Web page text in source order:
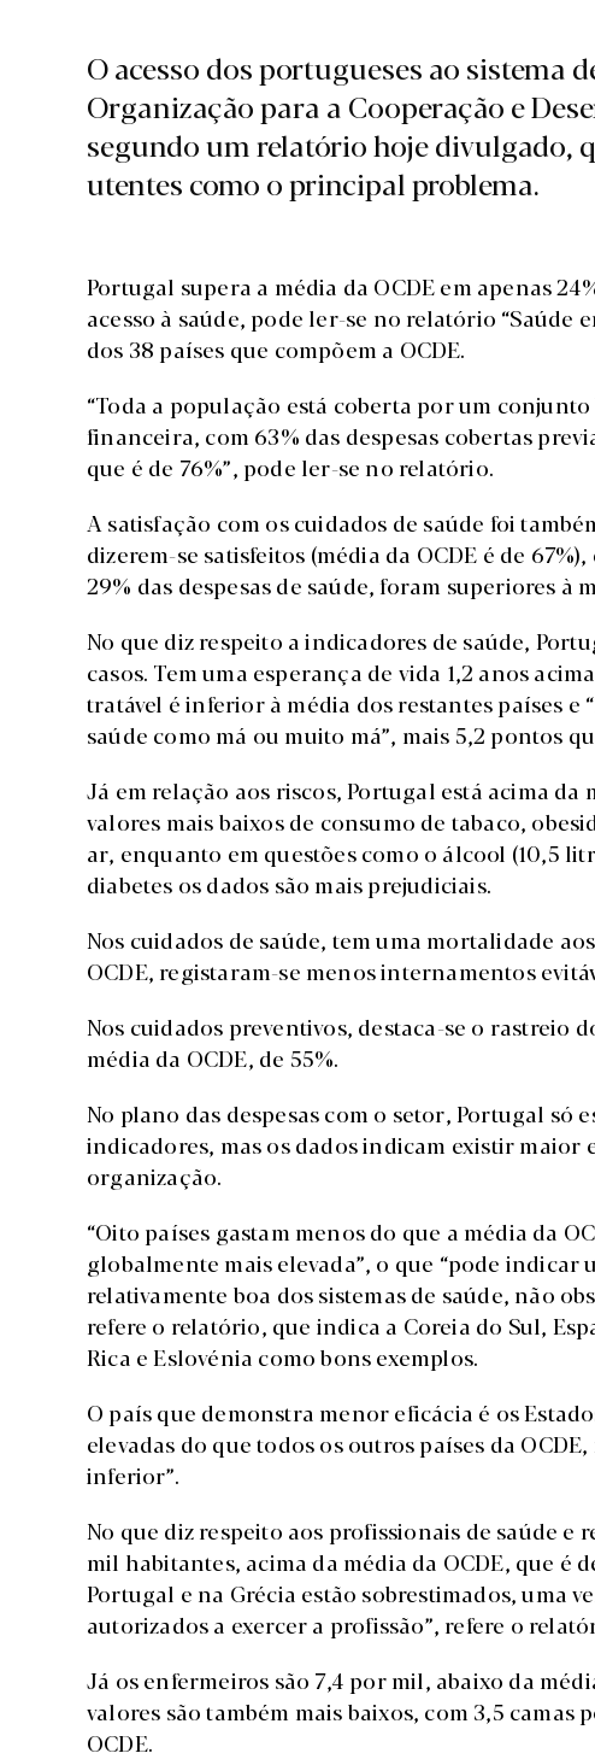
O acesso dos portugueses ao sistema
Organização para a Cooperação e
segundo um relatório hoje divulgado,
utentes como o principal problema.
Portugal supera a média da OCDE em apenas
acesso à saúde, pode ler-se no relatório “Saúde
dos 38 países que compõem a OCDE.
“Toda a população está coberta por um
financeira, com 63% das despesas cobertas
que é de 76%”, pode ler-se no relatório.
A satisfação com os cuidados de saúde foi
dizerem-se satisfeitos (média da OCDE é de
29% das despesas de saúde, foram superiores à
No que diz respeito a indicadores de saúde,
casos. Tem uma esperança de vida 1,2 anos
tratável é inferior à média dos restantes países e
saúde como má ou muito má”, mais 5,2 pontos
Já em relação aos riscos, Portugal está acima da
valores mais baixos de consumo de tabaco,
ar, enquanto em questões como o álcool (10,5
diabetes os dados são mais prejudiciais.
Nos cuidados de saúde, tem uma mortalidade
OCDE, registaram-se menos internamentos
Nos cuidados preventivos, destaca-se o rastreio
média da OCDE, de 55%.
No plano das despesas com o setor, Portugal só
indicadores, mas os dados indicam existir maior
organização.
“Oito países gastam menos do que a média da
globalmente mais elevada”, o que “pode
relativamente boa dos sistemas de saúde, não
refere o relatório, que indica a Coreia do Sul,
Rica e Eslovénia como bons exemplos.
O país que demonstra menor eficácia é os
elevadas do que todos os outros países da
inferior”.
No que diz respeito aos profissionais de saúde e
mil habitantes, acima da média da OCDE, que é
Portugal e na Grécia estão sobrestimados, uma
autorizados a exercer a profissão”, refere o
Já os enfermeiros são 7,4 por mil, abaixo da
valores são também mais baixos, com 3,5 camas
OCDE.